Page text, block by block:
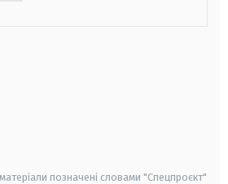
позначені словами "Спецпроєкт"